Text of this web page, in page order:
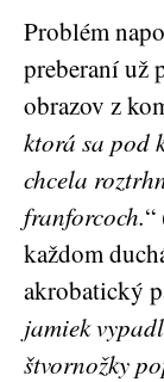
Problém
preberaní už
obrazov z
ktorá sa pod
chcela
franforcoch.
každom
akrobatický
jamiek
štvornožky